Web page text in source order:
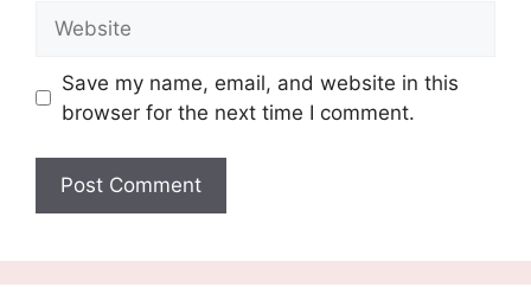
Save my name, email, and website in this
browser for the next time I comment.